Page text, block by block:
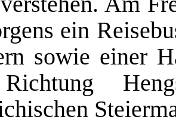
ein
sowie einer